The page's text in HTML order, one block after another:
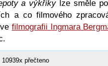
a výkřikylze směle
a co filmového
filmografii Ingmara
10939x přečteno